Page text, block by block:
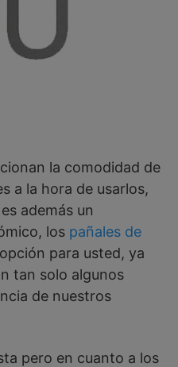
la comodidad de
a la hora de usarlos,
además un
los pañales de
para usted, ya
tan solo algunos
de nuestros
pero en cuanto a los